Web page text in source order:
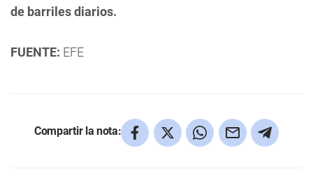
de barriles diarios.
FUENTE: EFE
Compartir la nota: